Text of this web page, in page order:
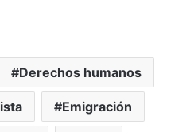
Derechos humanos
Emigración